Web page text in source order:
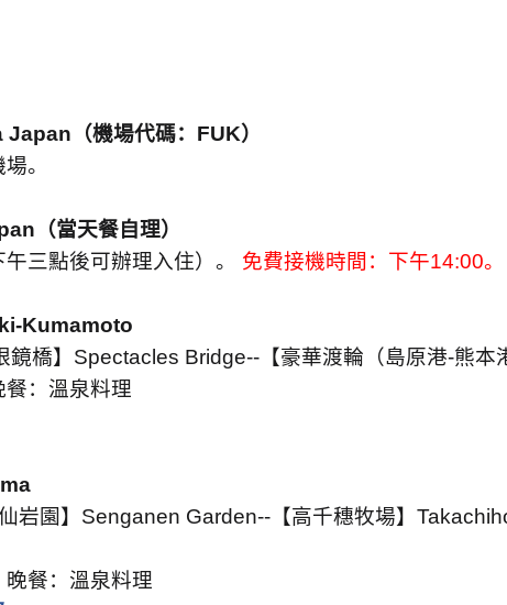
Japan （機場代碼： FUK）
。
（當天餐自理）
三點後可辦理入住）。 免費接機時間：下午14:00。
Kumamoto
鏡橋】 Spectacles Bridge-- 【豪華渡輪（島原港-熊本
餐：溫泉料理
仙岩園】 Senganen Garden-- 【高千穗牧場】
晚餐：溫泉料理